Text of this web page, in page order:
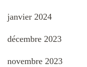
janvier 2024
décembre 2023
novembre 2023